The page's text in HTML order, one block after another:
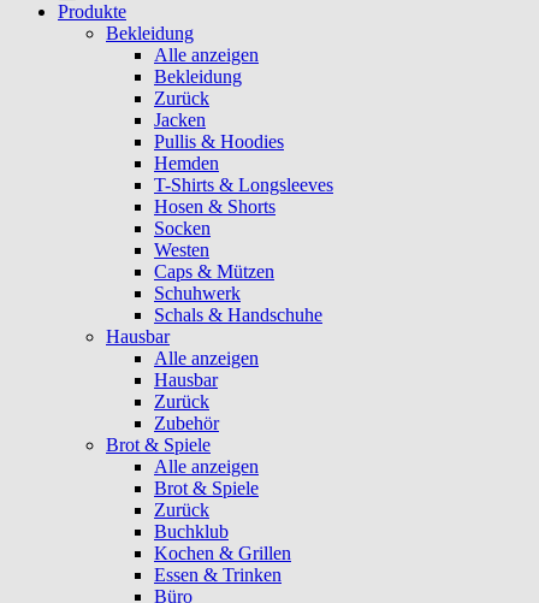
Produkte
Bekleidung
Alle anzeigen
Bekleidung
Zurück
Jacken
Pullis & Hoodies
Hemden
T-Shirts & Longsleeves
Hosen & Shorts
Socken
Westen
Caps & Mützen
Schuhwerk
Schals & Handschuhe
Hausbar
Alle anzeigen
Hausbar
Zurück
Zubehör
Brot & Spiele
Alle anzeigen
Brot & Spiele
Zurück
Buchklub
Kochen & Grillen
Essen & Trinken
Büro